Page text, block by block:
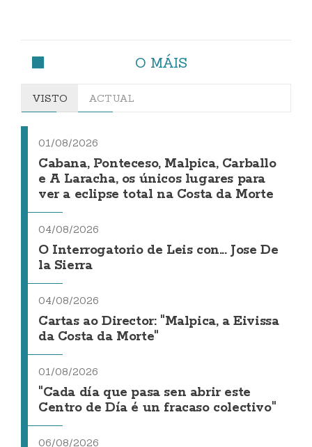
O MÁIS
VISTO ACTUAL
01/08/2026
Cabana, Ponteceso, Malpica, Carballo
e A Laracha, os únicos lugares para
ver a eclipse total na Costa da Morte
04/08/2026
O Interrogatorio de Leis con... Jose De
la Sierra
04/08/2026
Cartas ao Director: "Malpica, a Eivissa
da Costa da Morte"
01/08/2026
"Cada día que pasa sen abrir este
Centro de Día é un fracaso colectivo"
06/08/2026